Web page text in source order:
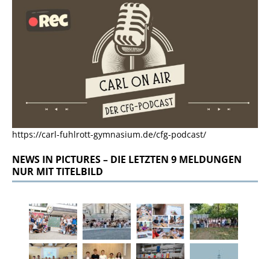
https://carl-fuhlrott-gymnasium.de/cfg-podcast/
NEWS IN PICTURES – DIE LETZTEN 9 MELDUNGEN
NUR MIT TITELBILD